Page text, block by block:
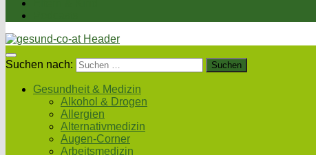
Suchen nach:
Gesundheit & Medizin
Alkohol & Drogen
Allergien
Alternativmedizin
Augen-Corner
Arbeitsmedizin